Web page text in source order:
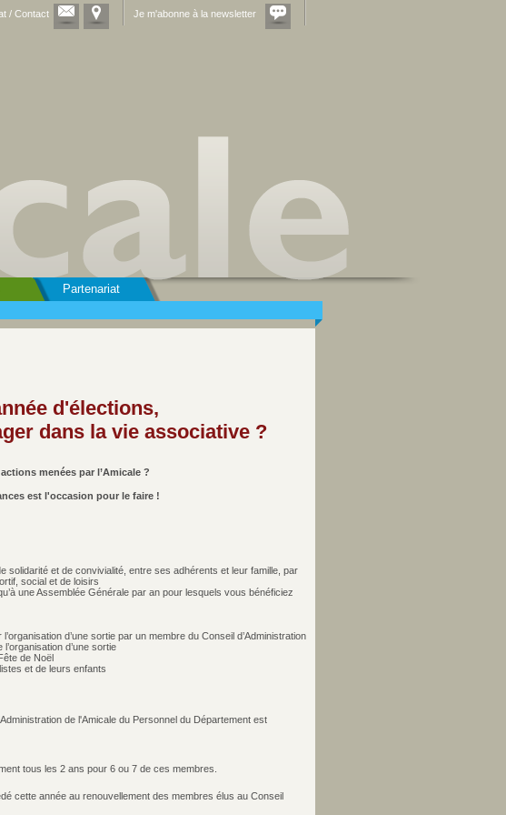
Je m'abonne à la newsletter
/ Contact
Partenariat
d'élections,
dans la vie associative ?
menées par l’Amicale ?
est l'occasion pour le faire !
solidarité et de convivialité, entre ses adhérents et leur famille, par
social et de loisirs
une Assemblée Générale par an pour lesquels vous bénéficiez
d’une sortie par un membre du Conseil d’Administration
d’une sortie
de Noël
et de leurs enfants
de l'Amicale du Personnel du Département est
tous les 2 ans pour 6 ou 7 de ces membres.
cette année au renouvellement des membres élus au Conseil